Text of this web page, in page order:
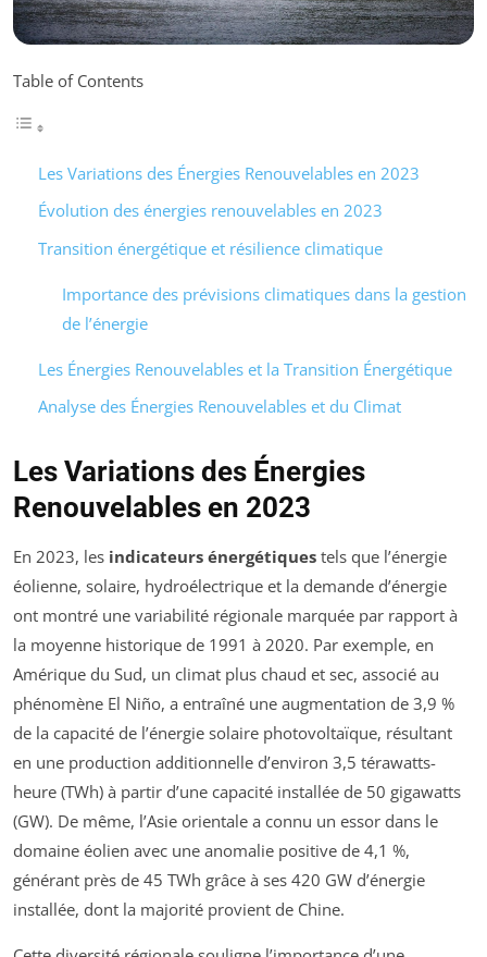
Table of Contents
Les Variations des Énergies Renouvelables en 2023
Évolution des énergies renouvelables en 2023
Transition énergétique et résilience climatique
Importance des prévisions climatiques dans la gestion
de l’énergie
Les Énergies Renouvelables et la Transition Énergétique
Analyse des Énergies Renouvelables et du Climat
Les Variations des Énergies
Renouvelables en 2023
En 2023, les indicateurs énergétiques tels que l’énergie
éolienne, solaire, hydroélectrique et la demande d’énergie
ont montré une variabilité régionale marquée par rapport à
la moyenne historique de 1991 à 2020. Par exemple, en
Amérique du Sud, un climat plus chaud et sec, associé au
phénomène El Niño, a entraîné une augmentation de 3,9 %
de la capacité de l’énergie solaire photovoltaïque, résultant
en une production additionnelle d’environ 3,5 térawatts-
heure (TWh) à partir d’une capacité installée de 50 gigawatts
(GW). De même, l’Asie orientale a connu un essor dans le
domaine éolien avec une anomalie positive de 4,1 %,
générant près de 45 TWh grâce à ses 420 GW d’énergie
installée, dont la majorité provient de Chine.